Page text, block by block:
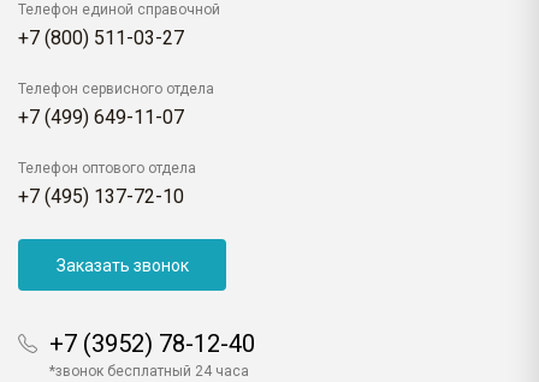
Телефон единой справочной
+7 (800) 511-03-27
Телефон сервисного отдела
+7 (499) 649-11-07
Телефон оптового отдела
+7 (495) 137-72-10
Заказать звонок
+7 (3952) 78-12-40
*звонок бесплатный 24 часа